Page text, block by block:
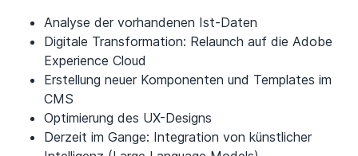
Analyse der vorhandenen Ist-Daten
Digitale Transformation: Relaunch auf die Adobe
Experience Cloud
Erstellung neuer Komponenten und Templates im
CMS
Optimierung des UX-Designs
Derzeit im Gange: Integration von künstlicher